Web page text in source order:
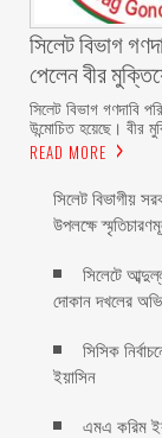
সিলেট বিভাগ
পেলেন বীর
‎সিলেট বিভাগ গণদাবি
উন্মোচিত হয়েছে। বীর
READ MORE
সিলেট বিভাগীয়
উপলক্ষে
সিলেটে
দোকান দখলের
সিসিক
ইয়াসিন
এমএ করিম